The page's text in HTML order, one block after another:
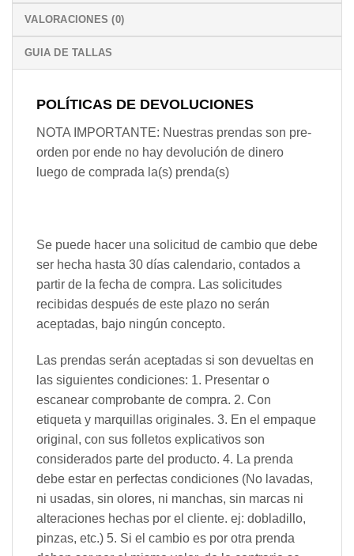
VALORACIONES (0)
GUIA DE TALLAS
POLÍTICAS DE DEVOLUCIONES
NOTA IMPORTANTE: Nuestras prendas son pre-
orden por ende no hay devolución de dinero
luego de comprada la(s) prenda(s)
Se puede hacer una solicitud de cambio que debe
ser hecha hasta 30 días calendario, contados a
partir de la fecha de compra. Las solicitudes
recibidas después de este plazo no serán
aceptadas, bajo ningún concepto.
Las prendas serán aceptadas si son devueltas en
las siguientes condiciones: 1. Presentar o
escanear comprobante de compra. 2. Con
etiqueta y marquillas originales. 3. En el empaque
original, con sus folletos explicativos son
considerados parte del producto. 4. La prenda
debe estar en perfectas condiciones (No lavadas,
ni usadas, sin olores, ni manchas, sin marcas ni
alteraciones hechas por el cliente. ej: dobladillo,
pinzas, etc.) 5. Si el cambio es por otra prenda